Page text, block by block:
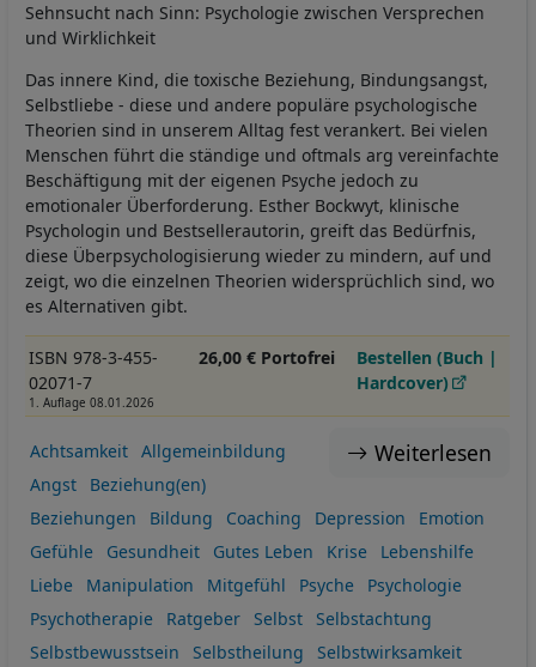
Sehnsucht nach Sinn: Psychologie zwischen Versprechen
und Wirklichkeit
Das innere Kind, die toxische Beziehung, Bindungsangst,
Selbstliebe - diese und andere populäre psychologische
Theorien sind in unserem Alltag fest verankert. Bei vielen
Menschen führt die ständige und oftmals arg vereinfachte
Beschäftigung mit der eigenen Psyche jedoch zu
emotionaler Überforderung. Esther Bockwyt, klinische
Psychologin und Bestsellerautorin, greift das Bedürfnis,
diese Überpsychologisierung wieder zu mindern, auf und
zeigt, wo die einzelnen Theorien widersprüchlich sind, wo
es Alternativen gibt.
ISBN 978-3-455-
02071-7
1. Auflage 08.01.2026
26,00 € Portofrei
Bestellen (Buch |
Hardcover)
Weiterlesen
Achtsamkeit
Allgemeinbildung
Angst
Beziehung(en)
Beziehungen
Bildung Coaching Depression
Emotion
Gefühle
Gesundheit Gutes Leben Krise
Lebenshilfe
Liebe
Manipulation Mitgefühl Psyche
Psychologie
Psychotherapie
Ratgeber Selbst
Selbstachtung
Selbstbewusstsein
Selbstheilung
Selbstwirksamkeit